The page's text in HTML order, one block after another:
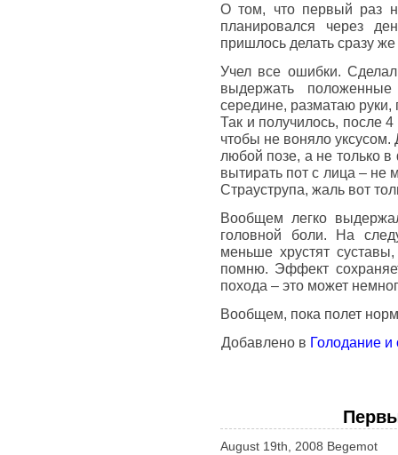
О том, что первый раз
планировался через
пришлось делать сразу
Учел все ошибки.
выдержать
середине, разматаю руки,
Так и получилось, после
чтобы не воняло
любой позе, а не только
вытирать пот с лица –
Страуструпа, жаль вот
Вообщем легко
головной боли. На
меньше хрустят
помню. Эффект
похода – это может
Вообщем, пока полет
Добавлено в Голодание
August 19th, 2008 Begemot